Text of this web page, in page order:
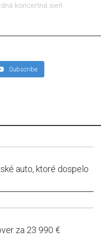
koncertná sieň
Subscribe
auto, ktoré dospelo
za 23 990 €